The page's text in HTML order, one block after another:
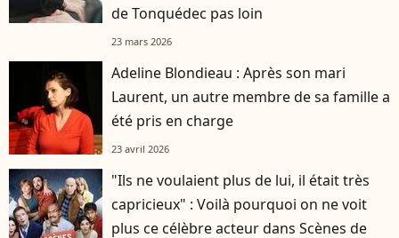
de Tonquédec pas loin
23 mars 2026
Adeline Blondieau : Après son mari
Laurent, un autre membre de sa famille a
été pris en charge
23 avril 2026
"Ils ne voulaient plus de lui, il était très
capricieux" : Voilà pourquoi on ne voit
plus ce célèbre acteur dans Scènes de